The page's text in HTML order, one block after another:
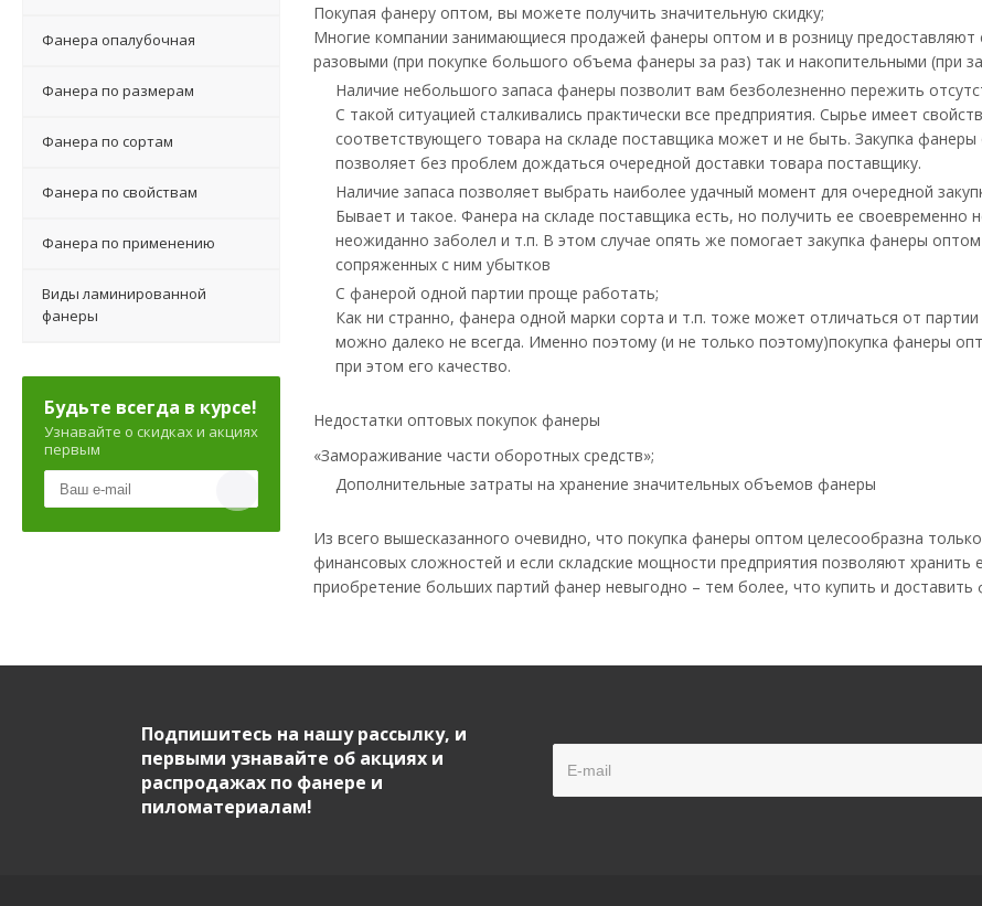
Покупая фанеру оптом, вы можете получить значительную скидку;
Многие компании занимающиеся продажей фанеры оптом и в розницу
разовыми (при покупке большого объема фанеры за раз) так и накопительными (при
Наличие небольшого запаса фанеры позволит вам безболезненно пережить
С такой ситуацией сталкивались практически все предприятия. Сырье имеет
соответствующего товара на складе поставщика может и не быть. Закупка
позволяет без проблем дождаться очередной доставки товара поставщику.
Наличие запаса позволяет выбрать наиболее удачный момент для очередной
Бывает и такое. Фанера на складе поставщика есть, но получить ее своевременно
неожиданно заболел и т.п. В этом случае опять же помогает закупка фанеры
сопряженных с ним убытков
С фанерой одной партии проще работать;
Как ни странно, фанера одной марки сорта и т.п. тоже может отличаться от
можно далеко не всегда. Именно поэтому (и не только поэтому)покупка фанеры
при этом его качество.
Недостатки оптовых покупок фанеры
«Замораживание части оборотных средств»;
Дополнительные затраты на хранение значительных объемов фанеры
Из всего вышесказанного очевидно, что покупка фанеры оптом целесообразна
финансовых сложностей и если складские мощности предприятия позволяют хранить
приобретение больших партий фанер невыгодно – тем более, что купить и
Фанера опалубочная
Фанера по размерам
Фанера по сортам
Фанера по свойствам
Фанера по применению
Виды ламинированной
фанеры
Будьте всегда в курсе!
Узнавайте о скидках и акциях
первым
Подпишитесь на нашу рассылку, и
первыми узнавайте об акциях и
распродажах по фанере и
пиломатериалам!